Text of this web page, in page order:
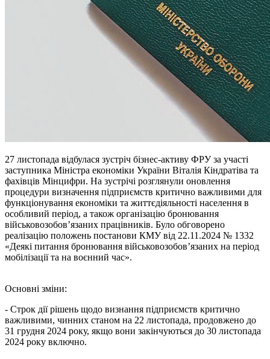
27 листопада відбулася зустріч бізнес-активу ФРУ за участі
заступника Міністра економіки України Віталія Кіндратіва та
фахівців Мінцифри. На зустрічі розглянули оновлення
процедури визначення підприємств критично важливими для
функціонування економіки та життєдіяльності населення в
особливий період, а також організацію бронювання
військовозобов’язаних працівників. Було обговорено
реалізацію положень постанови КМУ від 22.11.2024 № 1332
«Деякі питання бронювання військовозобов’язаних на період
мобілізації та на воєнний час».
Основні зміни:
- Строк дії рішень щодо визнання підприємств критично
важливими, чинних станом на 22 листопада, продовжено до
31 грудня 2024 року, якщо вони закінчуються до 30 листопада
2024 року включно.